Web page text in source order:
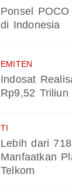
Ponsel
di Indonesia
EMITEN
Indosat
Rp9,52 Triliun
TI
Lebih dari
Manfaatkan
Telkom